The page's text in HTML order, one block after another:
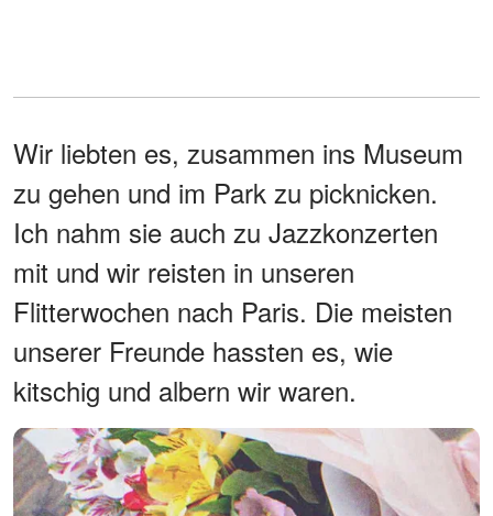
Wir liebten es, zusammen ins Museum
zu gehen und im Park zu picknicken.
Ich nahm sie auch zu Jazzkonzerten
mit und wir reisten in unseren
Flitterwochen nach Paris. Die meisten
unserer Freunde hassten es, wie
kitschig und albern wir waren.